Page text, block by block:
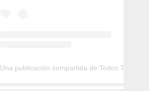
Una publicación compartida de Todos